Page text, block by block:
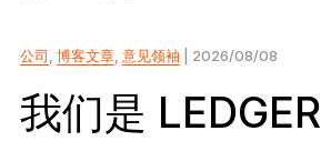
可靠的备份保护
公司 博客文章, 意见领袖 | 2026/08/08
我们是 LEDGER